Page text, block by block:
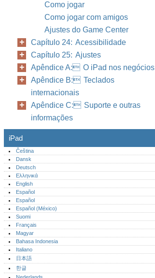
Como jogar
Como jogar com amigos
Ajustes do Game Center
Capítulo 24: Acessibilidade
Capítulo 25: Ajustes
Apêndice A: O iPad nos negócios
Apêndice B: Teclados
internacionais
Apêndice C: Suporte e outras
informações
iPad
Čeština
Dansk
Deutsch
Ελληνικά
English
Español
Español
Español (México)‎
Suomi
Français
Magyar
Bahasa Indonesia
Italiano
日本語
한글